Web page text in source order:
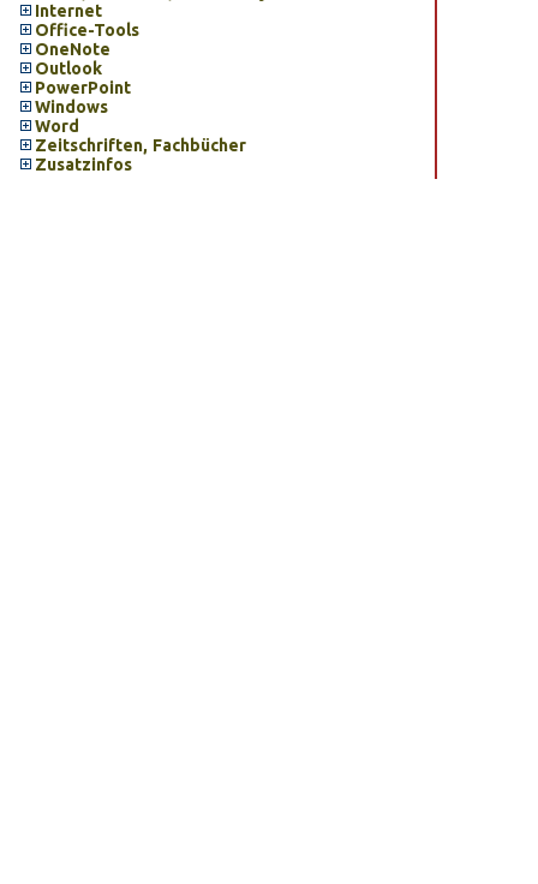
Internet
Office-Tools
OneNote
Outlook
PowerPoint
Windows
Word
Zeitschriften, Fachbücher
Zusatzinfos